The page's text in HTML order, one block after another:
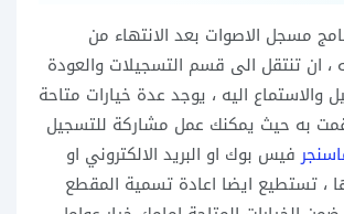
مسجل الاصوات بعد الانتهاء من
ان تنتقل الى قسم التسجيلات والعودة
والاستماع اليه ، يوجد عدة خيارات متاحة
به حيث يمكنك عمل مشاركة للتسجيل
فيس بوك او البريد الالكتروني او
، تستطيع ايضا اعادة تسمية المقطع